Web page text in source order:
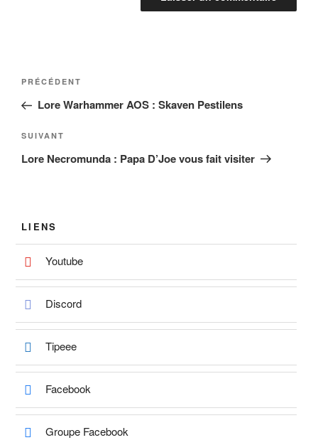
Navigation
l’article
Article
précédent
PRÉCÉDENT
Lore Warhammer AOS : Skaven Pestilens
Article
suivant
SUIVANT
Lore Necromunda : Papa D’Joe vous fait visiter
LIENS
Youtube
Discord
Tipeee
Facebook
Groupe Facebook